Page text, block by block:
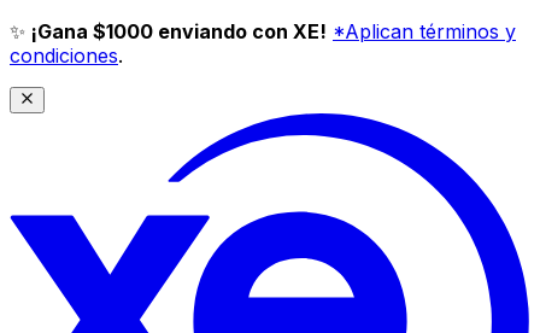
✨ ¡Gana $1000 enviando con XE! *Aplican términos y
condiciones.